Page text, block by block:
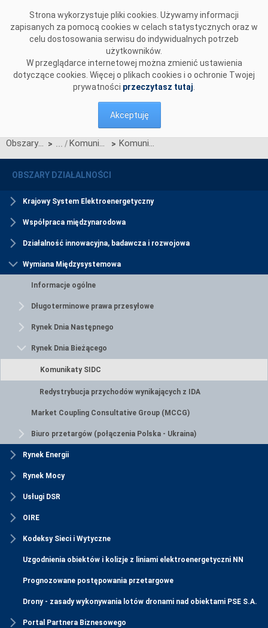
Strona wykorzystuje pliki cookies. Używamy informacji
zapisanych za pomocą cookies w celach statystycznych oraz w
celu dostosowania serwisu do indywidualnych potrzeb
użytkowników.
W przeglądarce internetowej można zmienić ustawienia
dotyczące cookies. Więcej o plikach cookies i o ochronie Twojej
prywatności przeczytasz tutaj
Akceptuję
Obszary działalności > Komunikaty SIDC > Komunikat OSP dotyczący zawieszenia procesu Jednolitego łączenia Rynków Dnia Bieżącego w dniu 28.01.2026.
OBSZARY DZIAŁALNOŚCI
Krajowy System Elektroenergetyczny
Współpraca międzynarodowa
Działalność innowacyjna, badawcza i rozwojowa
Wymiana Międzysystemowa
Informacje ogólne
Długoterminowe prawa przesyłowe
Rynek Dnia Następnego
Rynek Dnia Bieżącego
Komunikaty SIDC
Redystrybucja przychodów wynikających z IDA
Market Coupling Consultative Group (MCCG)
Biuro przetargów (połączenia Polska - Ukraina)
Rynek Energii
Rynek Mocy
Usługi DSR
OIRE
Kodeksy Sieci i Wytyczne
Uzgodnienia obiektów i kolizje z liniami elektroenergetyczni NN
Prognozowane postępowania przetargowe
Drony - zasady wykonywania lotów dronami nad obiektami PSE S.A.
Portal Partnera Biznesowego